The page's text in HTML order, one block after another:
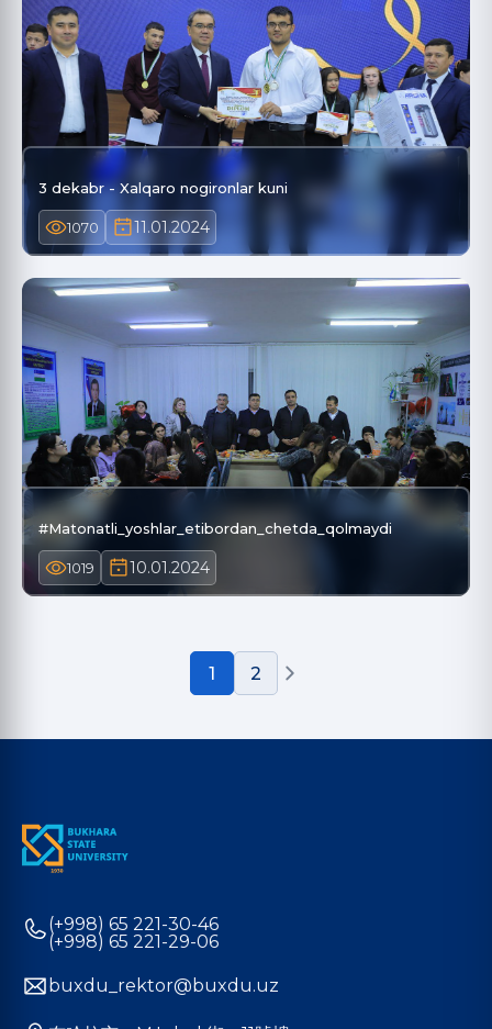
3 dekabr - Xalqaro nogironlar kuni
1070 11.01.2024
#Matonatli_yoshlar_etibordan_chetda_qolmaydi
1019 10.01.2024
1 2
(+998) 65 221-30-46
(+998) 65 221-29-06
buxdu_rektor@buxdu.uz